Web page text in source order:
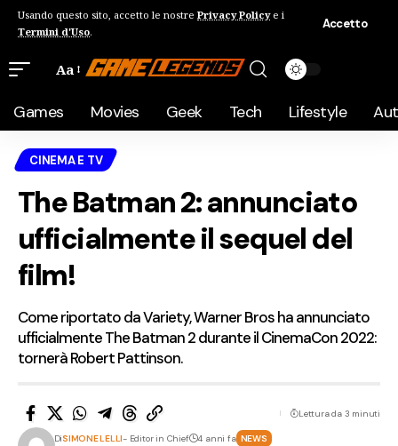
Usando questo sito, accetto le nostre Privacy Policye i
Termini d'Uso.
Accetto
Aa
Games Movies Geek Tech Lifestyle
CINEMA E TV
The Batman 2: annunciato
ufficialmente il sequel del
film!
Come riportato da Variety, Warner Bros ha annunciato
ufficialmente The Batman 2 durante il CinemaCon 2022:
tornerà Robert Pattinson.
DiSIMONE LELLI- Editor in Chief 4 anni fa NEWS
Lettura da 3 minuti